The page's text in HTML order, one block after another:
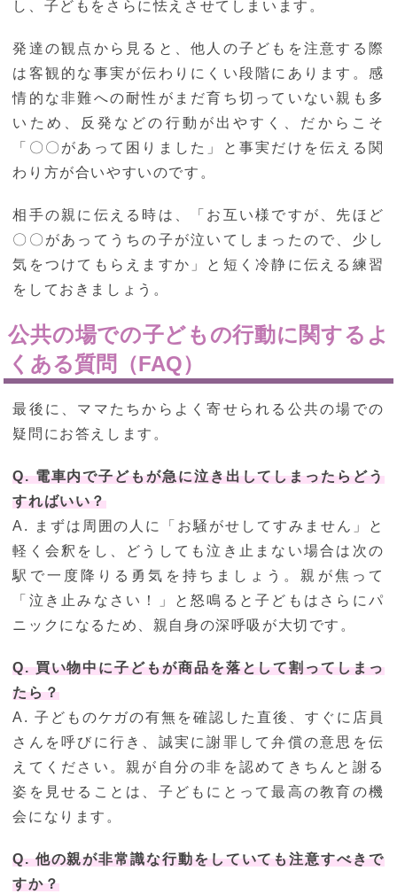
し、子どもをさらに怯えさせてしまいます。
発達の観点から見ると、他人の子どもを注意する際
は客観的な事実が伝わりにくい段階にあります。感
情的な非難への耐性がまだ育ち切っていない親も多
いため、反発などの行動が出やすく、だからこそ
「〇〇があって困りました」と事実だけを伝える関
わり方が合いやすいのです。
相手の親に伝える時は、「お互い様ですが、先ほど
〇〇があってうちの子が泣いてしまったので、少し
気をつけてもらえますか」と短く冷静に伝える練習
をしておきましょう。
公共の場での子どもの行動に関するよ
くある質問（FAQ）
最後に、ママたちからよく寄せられる公共の場での
疑問にお答えします。
Q. 電車内で子どもが急に泣き出してしまったらどう
すればいい？
A. まずは周囲の人に「お騒がせしてすみません」と
軽く会釈をし、どうしても泣き止まない場合は次の
駅で一度降りる勇気を持ちましょう。親が焦って
「泣き止みなさい！」と怒鳴ると子どもはさらにパ
ニックになるため、親自身の深呼吸が大切です。
Q. 買い物中に子どもが商品を落として割ってしまっ
たら？
A. 子どものケガの有無を確認した直後、すぐに店員
さんを呼びに行き、誠実に謝罪して弁償の意思を伝
えてください。親が自分の非を認めてきちんと謝る
姿を見せることは、子どもにとって最高の教育の機
会になります。
Q. 他の親が非常識な行動をしていても注意すべきで
すか？